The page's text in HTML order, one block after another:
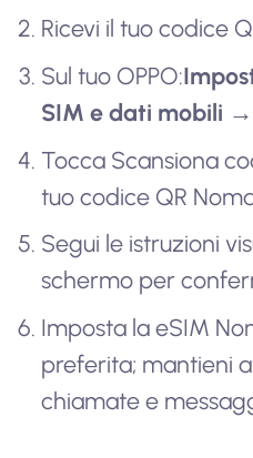
Ricevi il tuo codice
Sul tuo OPPO:
SIM e dati mobili
Tocca Scansiona
tuo codice QR
Segui le istruzioni
schermo per
Imposta la eSIM
preferita; mantieni
chiamate e